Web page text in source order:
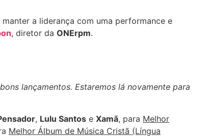
a liderança com uma performance e
, diretor da ONErpm.
lançamentos. Estaremos lá novamente para
, Lulu Santos e Xamã, para Melhor
Melhor Álbum de Música Cristã (Língua